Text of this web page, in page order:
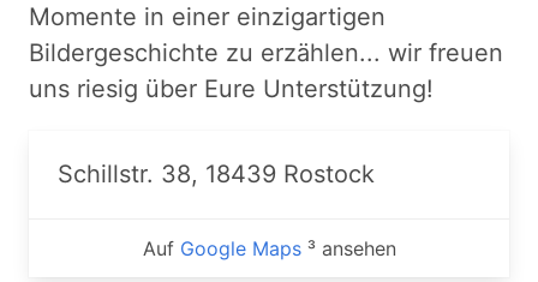
Momente in einer einzigartigen
Bildergeschichte zu erzählen... wir freuen
uns riesig über Eure Unterstützung!
Schillstr. 38, 18439 Rostock
Auf Google Maps³ ansehen